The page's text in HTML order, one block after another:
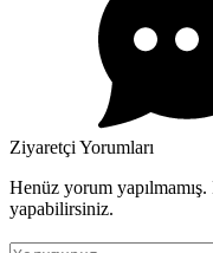
Ziyaretçi Yorumları
Henüz yorum
yapabilirsiniz.